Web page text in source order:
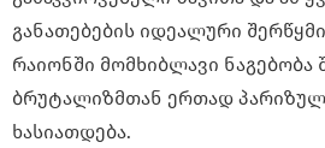
განათებების იდეალური
რაიონში მომხიბლავი ნაგებობა
ბრუტალიზმთან ერთად
ხასიათდება.